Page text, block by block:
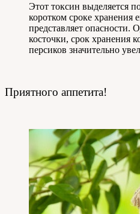
Этот токсин выделяется
коротком сроке хранения
представляет опасности.
косточки, срок хранения
персиков значительно
Приятного аппетита!